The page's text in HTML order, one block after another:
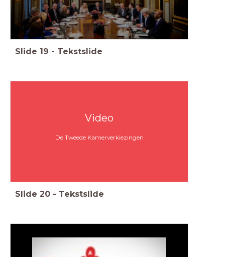
Slide 19 - Tekstslide
Video
De Tweede Kamerverkiezingen
Slide 20 - Tekstslide